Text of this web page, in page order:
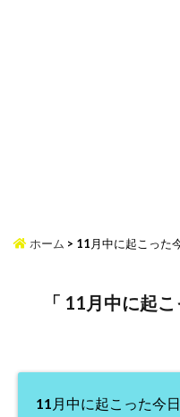
ホーム > 11月中に起こった
「 11月中に起
11月中に起こった今